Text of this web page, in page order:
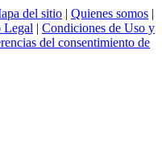
del sitio | Quienes somos |
Legal | Condiciones de Uso y
del consentimiento de